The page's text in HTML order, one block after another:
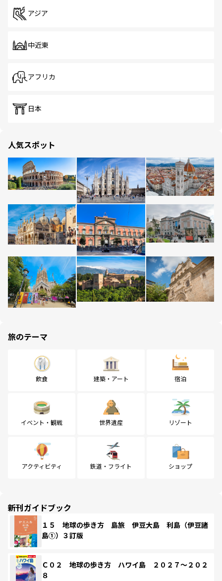
アジア
中近東
アフリカ
日本
人気スポット
旅のテーマ
飲食 建築・アート 宿泊
イベント・観戦 世界遺産 リゾート
アクティビティ 鉄道・フライト ショップ
新刊ガイドブック
１５ 地球の歩き方 島旅 伊豆大島 利島（伊豆諸
島①）３訂版
Ｃ０２ 地球の歩き方 ハワイ島 ２０２７～２０２
８